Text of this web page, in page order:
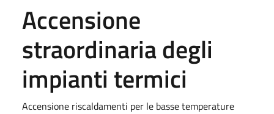
Accensione
straordinaria degli
impianti termici
Accensione riscaldamenti per le basse temperature